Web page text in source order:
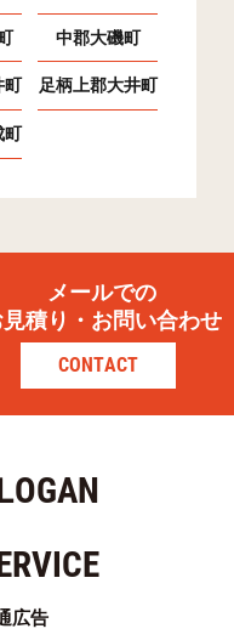
中郡大磯町
町 足柄上郡大井町
町
メールでの
見積り・お問い合わせ
CONTACT
広告